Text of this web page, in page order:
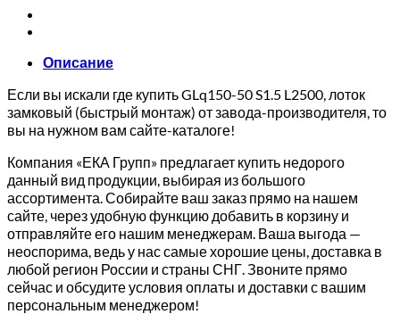
Описание
Если вы искали где купить GLq150-50 S1.5 L2500, лоток
замковый (быстрый монтаж) от завода-производителя, то
вы на нужном вам сайте-каталоге!
Компания «ЕКА Групп» предлагает купить недорого
данный вид продукции, выбирая из большого
ассортимента. Собирайте ваш заказ прямо на нашем
сайте, через удобную функцию добавить в корзину и
отправляйте его нашим менеджерам. Ваша выгода —
неоспорима, ведь у нас самые хорошие цены, доставка в
любой регион России и страны СНГ. Звоните прямо
сейчас и обсудите условия оплаты и доставки с вашим
персональным менеджером!